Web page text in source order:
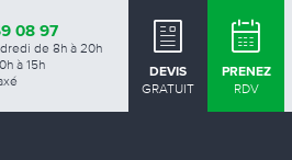
08 97
de 8h à 20h
à 15h
DEVIS
GRATUIT
PRENEZ
RDV